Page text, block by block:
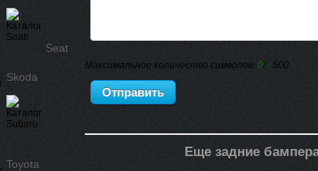
Максимальное количество символов: 0/ 500
Еще задние
Seat
Skoda
Toyota